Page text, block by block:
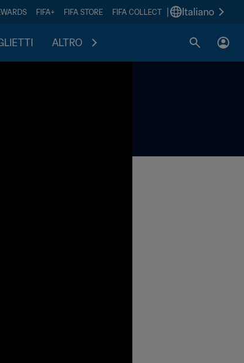
FIFA+ FIFA STORE FIFA COLLECT Italiano
ALTRO